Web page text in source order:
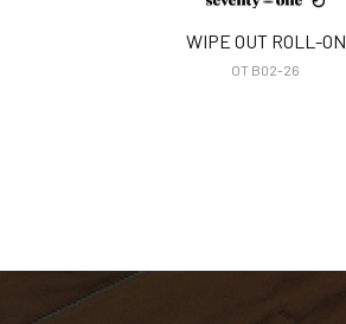
WIPE OUT ROLL-ON
OT B02-26